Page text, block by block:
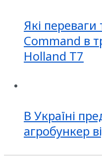
Які переваги
Command в
Holland T7
В Україні
агробункер